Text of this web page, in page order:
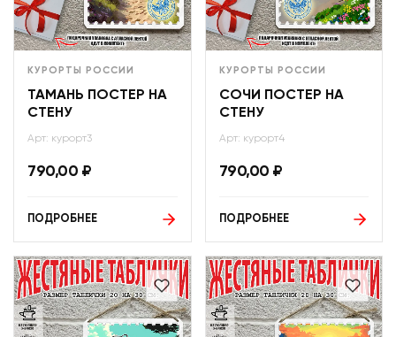
КУРОРТЫ РОССИИ
ТАМАНЬ ПОСТЕР НА
СТЕНУ
Арт: курорт3
790,00 ₽
ПОДРОБНЕЕ
КУРОРТЫ РОССИИ
СОЧИ ПОСТЕР НА
СТЕНУ
Арт: курорт4
790,00 ₽
ПОДРОБНЕЕ